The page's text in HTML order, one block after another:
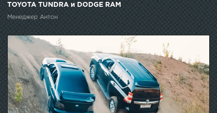
TOYOTA TUNDRA и DODGE RAM
Менеджер Антон